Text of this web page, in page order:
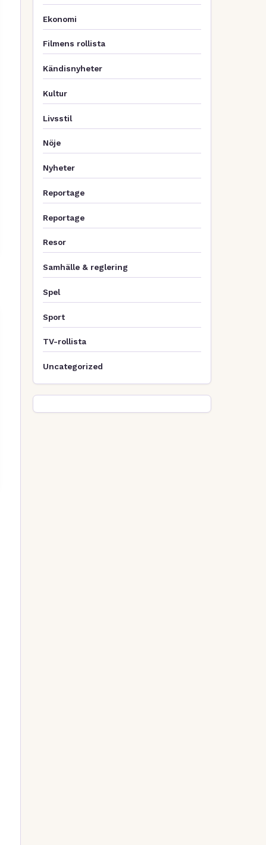
Ekonomi
Filmens rollista
Kändisnyheter
Kultur
Livsstil
Nöje
Nyheter
Reportage
Reportage
Resor
Samhälle & reglering
Spel
Sport
TV-rollista
Uncategorized